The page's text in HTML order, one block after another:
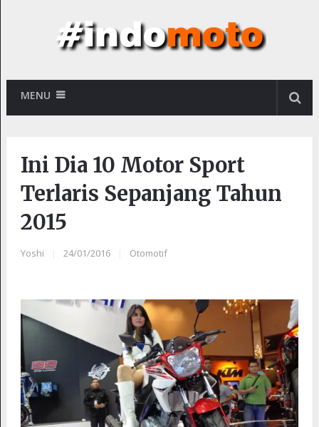
MENU
Ini Dia 10 Motor Sport
Terlaris Sepanjang Tahun
2015
Yoshi 24/01/2016 Otomotif